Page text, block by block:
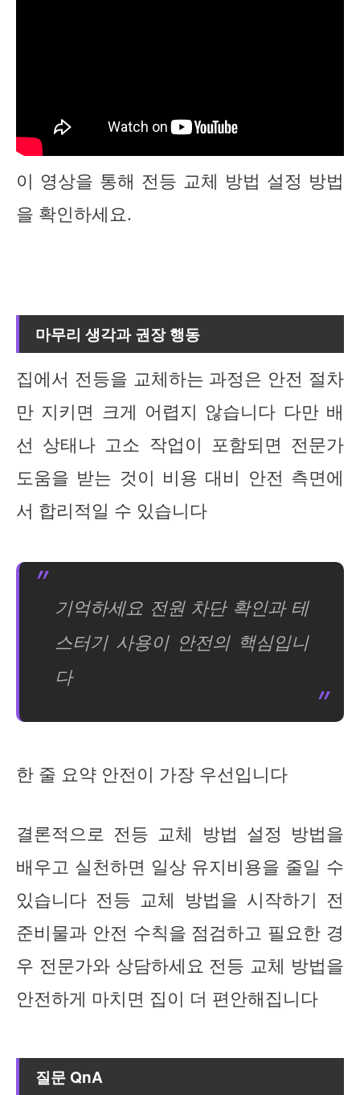
이 영상을 통해 전등 교체 방법 설정 방법
을 확인하세요.
마무리 생각과 권장 행동
집에서 전등을 교체하는 과정은 안전 절차
만 지키면 크게 어렵지 않습니다 다만 배
선 상태나 고소 작업이 포함되면 전문가
도움을 받는 것이 비용 대비 안전 측면에
서 합리적일 수 있습니다
기억하세요 전원 차단 확인과 테
스터기 사용이 안전의 핵심입니
다
한 줄 요약 안전이 가장 우선입니다
결론적으로 전등 교체 방법 설정 방법을
배우고 실천하면 일상 유지비용을 줄일 수
있습니다 전등 교체 방법을 시작하기 전
준비물과 안전 수칙을 점검하고 필요한 경
우 전문가와 상담하세요 전등 교체 방법을
안전하게 마치면 집이 더 편안해집니다
질문 QnA